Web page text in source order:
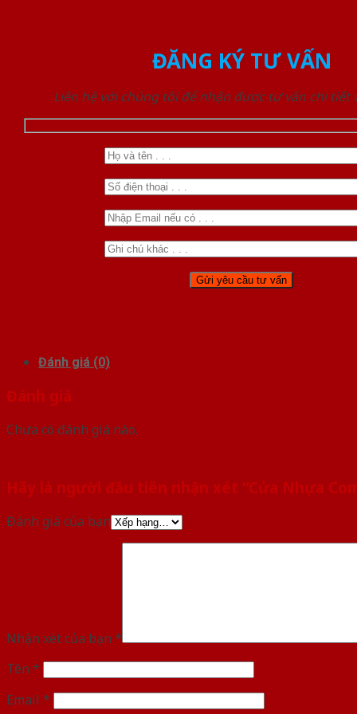
ĐĂNG KÝ TƯ VẤN
Liên hệ với chúng tôi để nhận được tư vấn chi tiết
Đánh giá (0)
Đánh giá
Chưa có đánh giá nào.
Hãy là người đầu tiên nhận xét “Cửa Nhựa
Đánh giá của bạn
Nhận xét của bạn *
Tên *
Email *